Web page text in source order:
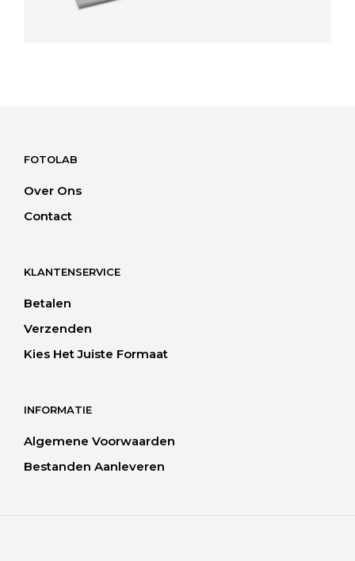
FOTOLAB
Over Ons
Contact
KLANTENSERVICE
Betalen
Verzenden
Kies Het Juiste Formaat
INFORMATIE
Algemene Voorwaarden
Bestanden Aanleveren